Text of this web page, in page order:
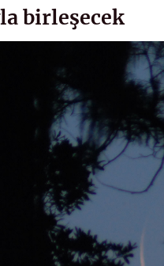
birleşecek